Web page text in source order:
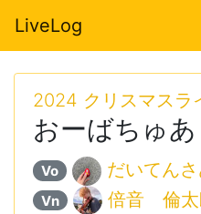
LiveLog
2024 クリスマスラ
おーばちゅ
Vo だいてん
Vn 倍音 倫太